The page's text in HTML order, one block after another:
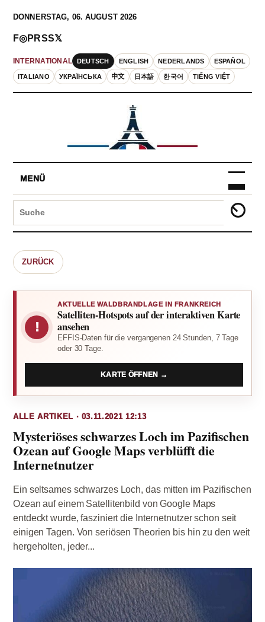
DONNERSTAG, 06. AUGUST 2026
INTERNATIONAL DEUTSCH ENGLISH NEDERLANDS ESPAÑOL
ITALIANO УКРАЇНСЬКА 中文 日本語 한국어 TIẾNG VIỆT
F◎PRSS𝕏
MENÜ
ZURÜCK
!
AKTUELLE WALDBRANDLAGE IN FRANKREICH
Satelliten-Hotspots auf der interaktiven Karte
ansehen
EFFIS-Daten für die vergangenen 24 Stunden, 7 Tage
oder 30 Tage.
KARTE ÖFFNEN →
ALLE ARTIKEL · 03.11.2021 12:13
Mysteriöses schwarzes Loch im Pazifischen
Ozean auf Google Maps verblüfft die
Internetnutzer
Ein seltsames schwarzes Loch, das mitten im Pazifischen
Ozean auf einem Satellitenbild von Google Maps
entdeckt wurde, fasziniert die Internetnutzer schon seit
einigen Tagen. Von seriösen Theorien bis hin zu den weit
hergeholten, jeder...